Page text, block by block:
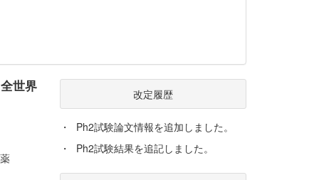
世界 改定履歴
・
Ph2試験論文情報を追加しました。
・
Ph2試験結果を追記しました。